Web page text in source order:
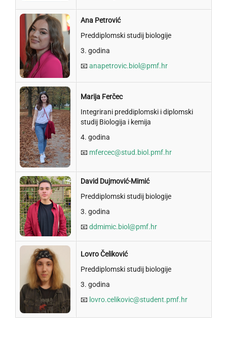
Ana Petrović
Preddiplomski studij biologije
3. godina
📧anapetrovic.biol@pmf.hr
Marija Ferčec
Integrirani preddiplomski i diplomski
studij Biologija i kemija
4. godina
📧 mfercec@stud.biol.pmf.hr
David Dujmović-Mimić
Preddiplomski studij biologije
3. godina
📧ddmimic.biol@pmf.hr
Lovro Čeliković
Preddiplomski studij biologije
3. godina
📧 lovro.celikovic@student.pmf.hr